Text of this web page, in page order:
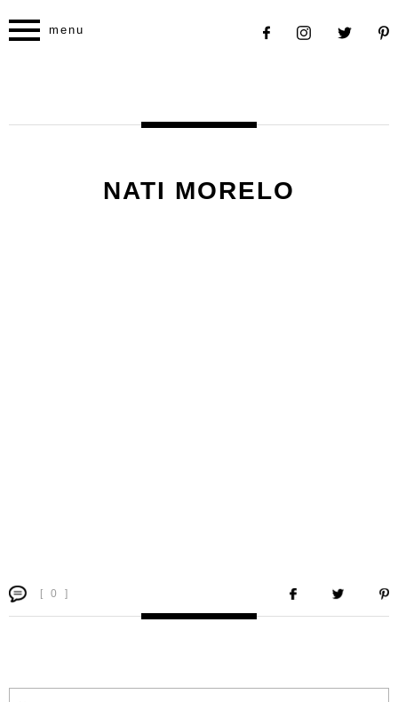
menu
NATI MORELO
[ 0 ]